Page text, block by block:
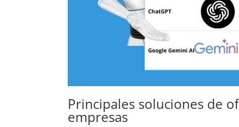
Principales soluciones de
empresas